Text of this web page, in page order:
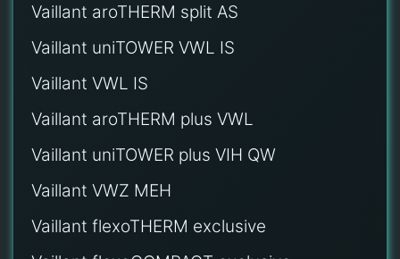
Vaillant aroTHERM split AS
Vaillant uniTOWER VWL IS
Vaillant VWL IS
Vaillant aroTHERM plus VWL
Vaillant uniTOWER plus VIH QW
Vaillant VWZ MEH
Vaillant flexoTHERM exclusive